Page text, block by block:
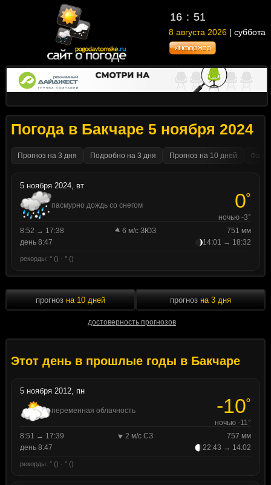
16 51
8 августа 2026 | суббота
Погода в Бакчаре 5 ноября 2024
Прогноз на 3 дня Подробно на 3 дня Прогноз на 10 дней
5 ноября 2024, вт
пасмурно дождь со снегом 0°
ночью -3°
8:52 → 17:38
6 м/с ЗЮЗ
751 мм
день 8:47
14:01 → 18:32
рекорды: ° () · ° ()
прогноз на 10 дней
достоверность прогнозов
прогноз на 3 дня
Этот день в прошлые годы в Бакчаре
5 ноября 2012, пн
переменная облачность -10°
ночью -11°
8:51 → 17:39
2 м/с СЗ
757 мм
день 8:47
22:43 → 14:02
рекорды: ° () · ° ()